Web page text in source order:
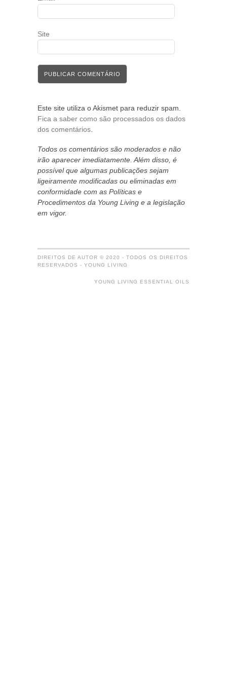
Site
Este site utiliza o Akismet para reduzir spam.
Fica a saber como são processados os dados
dos comentários.
Todos os comentários são moderados e não
irão aparecer imediatamente. Além disso, é
possível que algumas publicações sejam
ligeiramente modificadas ou eliminadas em
conformidade com as Políticas e
Procedimentos da Young Living e a legislação
em vigor.
DIREITOS DE AUTOR © 2020 - TODOS OS DIREITOS
RESERVADOS - YOUNG LIVING
YOUNG LIVING ESSENTIAL OILS